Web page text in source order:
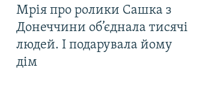
Мрія про ролики Сашка з
Донеччини об’єднала тисячі
людей. І подарувала йому
дім